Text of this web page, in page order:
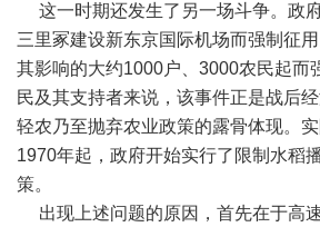
这一时期还发生了另一场斗争。政
三里冢建设新东京国际机场而强制征
其影响的大约1000户、3000农民起而
民及其支持者来说，该事件正是战后
轻农乃至抛弃农业政策的露骨体现。
1970年起，政府开始实行了限制水稻
策。
出现上述问题的原因，首先在于高